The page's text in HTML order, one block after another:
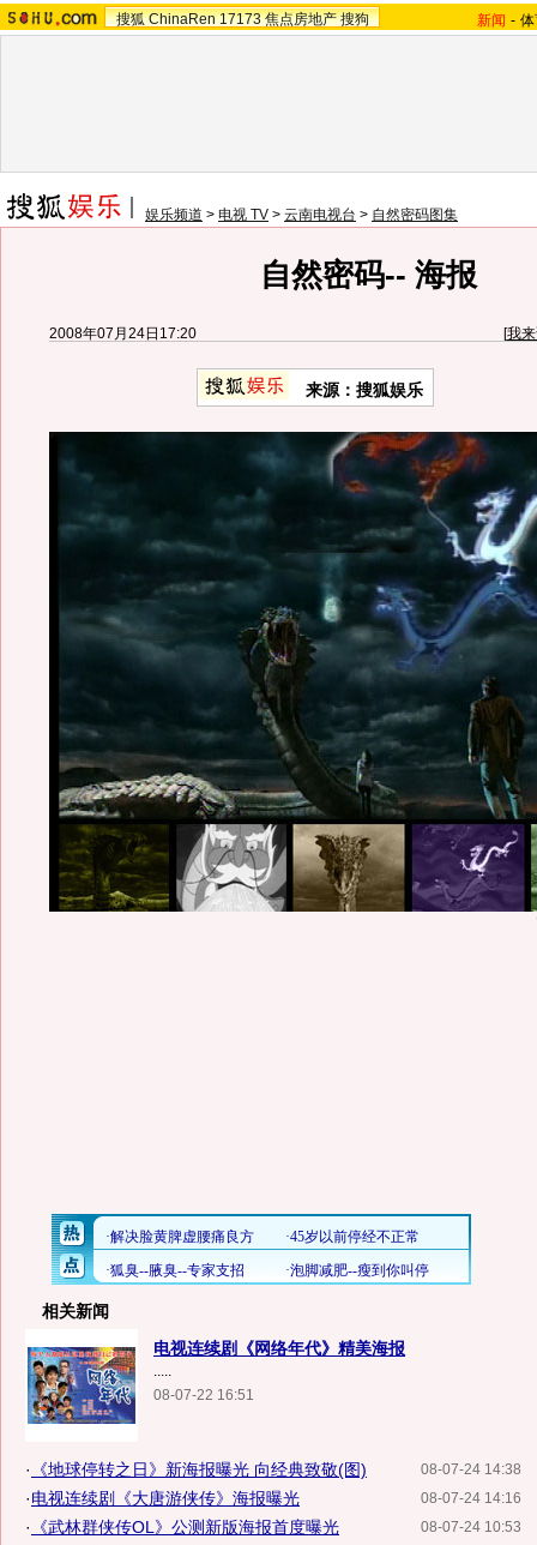
搜狐 ChinaRen 17173 焦点房地产 搜狗 新闻 -
娱乐频道 > 电视 TV > 云南电视台 > 自然密码图集
自然密码-- 海报
2008年07月24日17:20 [我
来源：搜狐娱乐
相关新闻
电视连续剧《网络年代》精美海报
.....
08-07-22 16:51
08-07-24 14:38
· 《地球停转之日》新海报曝光 向经典致敬(图)
08-07-24 14:16
·电视连续剧《大唐游侠传》海报曝光
08-07-24 10:53
· 《武林群侠传OL》公测新版海报首度曝光